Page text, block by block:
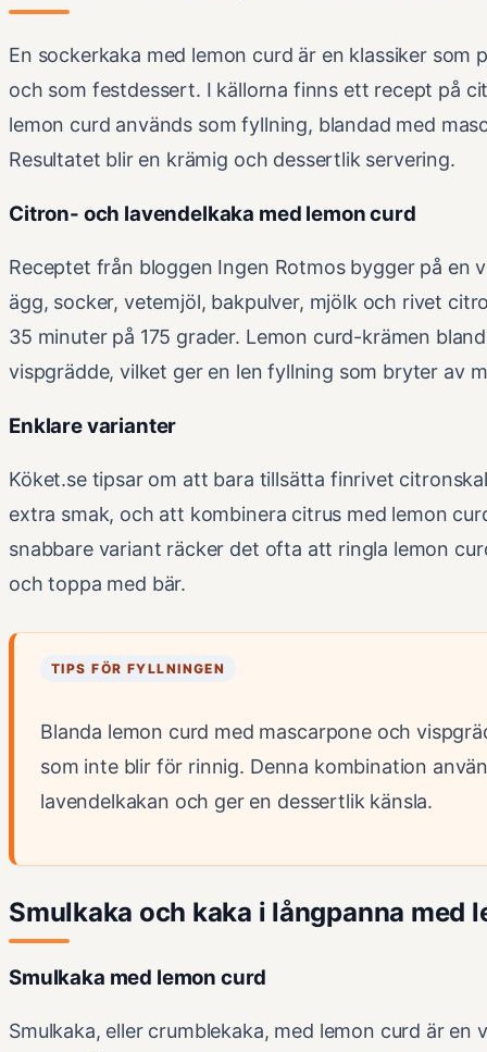
En sockerkaka med lemon curd är en klassiker som
och som festdessert. I källorna finns ett recept på
lemon curd används som fyllning, blandad med
Resultatet blir en krämig och dessertlik servering.
Citron- och lavendelkaka med lemon curd
Receptet från bloggen Ingen Rotmos bygger på en
ägg, socker, vetemjöl, bakpulver, mjölk och rivet
35 minuter på 175 grader. Lemon curd-krämen
vispgrädde, vilket ger en len fyllning som bryter av
Enklare varianter
Köket.se tipsar om att bara tillsätta finrivet
extra smak, och att kombinera citrus med lemon
snabbare variant räcker det ofta att ringla lemon
och toppa med bär.
TIPS FÖR FYLLNINGEN
Blanda lemon curd med mascarpone och
som inte blir för rinnig. Denna kombination
lavendelkakan och ger en dessertlik känsla.
Smulkaka och kaka i långpanna med
Smulkaka med lemon curd
Smulkaka, eller crumblekaka, med lemon curd är en